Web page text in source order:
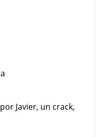
Javier, un crack,